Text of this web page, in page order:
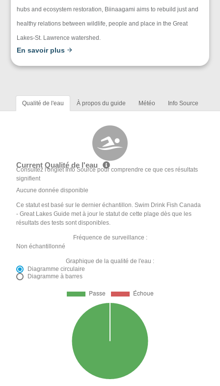
hubs and ecosystem restoration, Biinaagami aims to rebuild just and
healthy relations between wildlife, people and place in the Great
Lakes-St. Lawrence watershed.
En savoir plus
Qualité de l'eau À propos du guide Météo Info Source
Current Qualité de l'eau
Consultez l'onglet Info Source pour comprendre ce que ces résultats
signifient
Aucune donnée disponible
Ce statut est basé sur le dernier échantillon. Swim Drink Fish Canada
- Great Lakes Guide met à jour le statut de cette plage dès que les
résultats des tests sont disponibles.
Fréquence de surveillance :
Non échantillonné
Graphique de la qualité de l'eau :
Diagramme circulaire
Diagramme à barres